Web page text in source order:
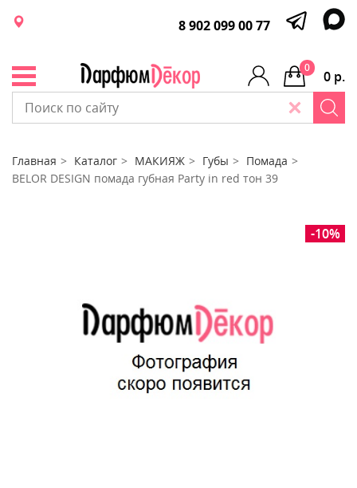
8 902 099 00 77
0 р.
0
Главная Каталог МАКИЯЖ Губы
Помада
BELOR DESIGN помада губная Party in red тон 39
-10%